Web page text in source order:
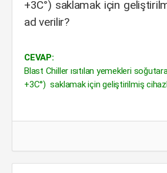
+3C°) saklamak için
ad verilir?
CEVAP:
Blast Chiller ısıtılan yemekleri
+3C°) saklamak için geliştirilmiş